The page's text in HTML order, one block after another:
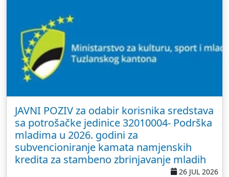
JAVNI POZIV za odabir korisnika sredstava
sa potrošačke jedinice 32010004- Podrška
mladima u 2026. godini za
subvencioniranje kamata namjenskih
kredita za stambeno zbrinjavanje mladih
26 JUL 2026